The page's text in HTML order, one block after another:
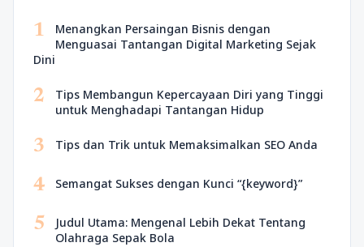
1
Menangkan Persaingan Bisnis dengan
Menguasai Tantangan Digital Marketing Sejak
Dini
2
Tips Membangun Kepercayaan Diri yang Tinggi
untuk Menghadapi Tantangan Hidup
3 Tips dan Trik untuk Memaksimalkan SEO Anda
4 Semangat Sukses dengan Kunci “{keyword}”
5
Judul Utama: Mengenal Lebih Dekat Tentang
Olahraga Sepak Bola